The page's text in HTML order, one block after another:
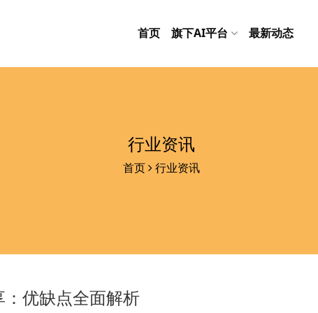
首页 旗下AI平台 最新动态
行业资讯
首页 行业资讯
优缺点全面解析